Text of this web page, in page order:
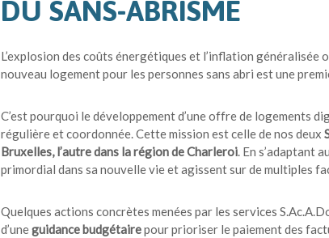
DU SANS-ABRISME
L’explosion des coûts énergétiques et l’inflation
nouveau logement pour les personnes sans abri est une
C’est pourquoi le développement d’une offre de logements
régulière et coordonnée. Cette mission est celle de nos deux
Bruxelles, l’autre dans la région de Charleroi. En s’adaptant
primordial dans sa nouvelle vie et agissent sur de multiples
Quelques actions concrètes menées par les services
d’uneguidance budgétairepour prioriser le paiement des